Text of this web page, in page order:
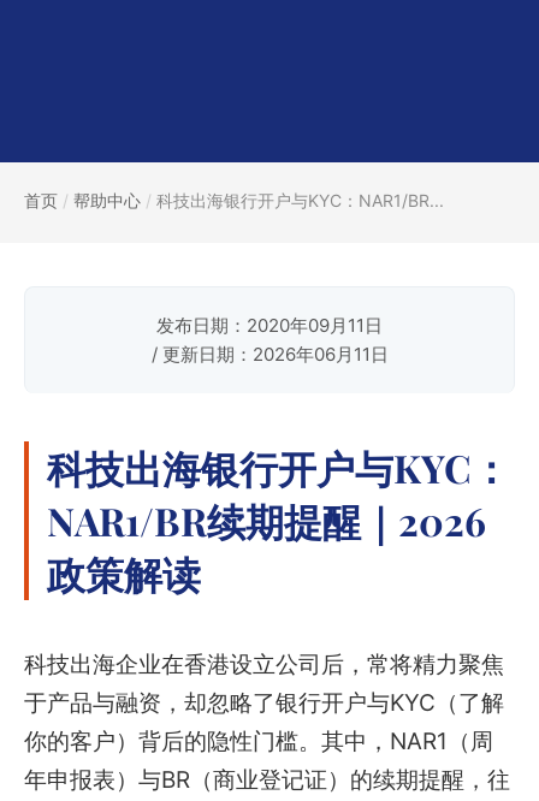
首页 / 帮助中心 / 科技出海银行开户与KYC：NAR1/BR...
发布日期：2020年09月11日
/ 更新日期：2026年06月11日
科技出海银行开户与KYC：
NAR1/BR续期提醒｜2026
政策解读
科技出海企业在香港设立公司后，常将精力聚焦
于产品与融资，却忽略了银行开户与KYC（了解
你的客户）背后的隐性门槛。其中，NAR1（周
年申报表）与BR（商业登记证）的续期提醒，往